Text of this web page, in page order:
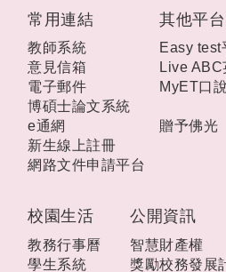
校園生活
教務行事曆
學生系統
公開資訊
智慧財產權
獎勵校務發展
常用連結
教師系統
意見信箱
電子郵件
博碩士論文系統
e通網
新生線上註冊
網路文件申請平台
其他平台
Easy test
Live ABC
MyET口
贈予佛光